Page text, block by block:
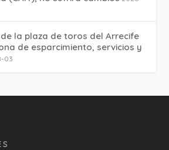
la plaza de toros del Arrecife
de esparcimiento, servicios y
03